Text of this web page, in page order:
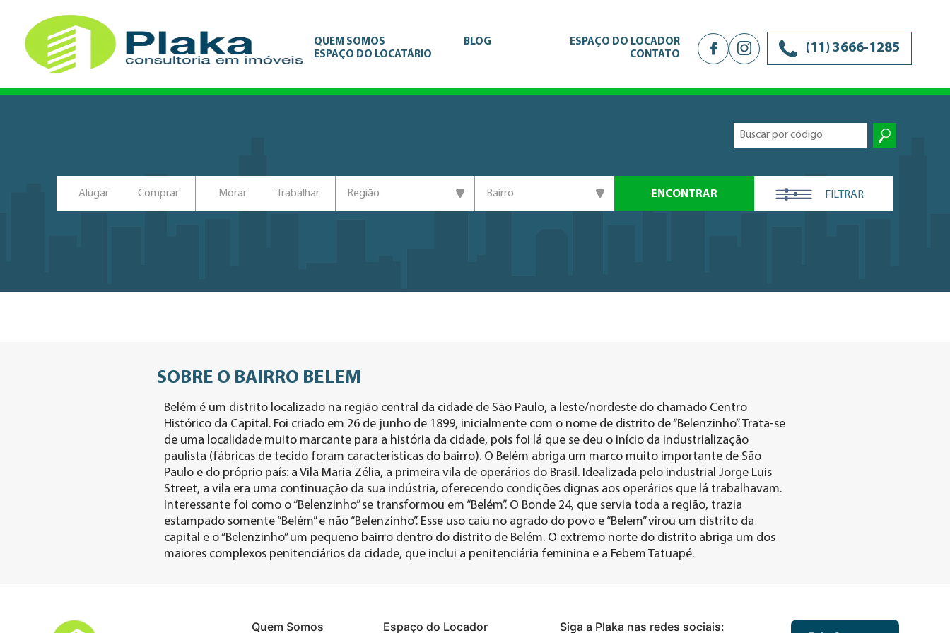
QUEM SOMOS BLOG
ESPAÇO DO LOCADOR
ESPAÇO DO LOCATÁRIO
CONTATO (11) 3666-1285
Alugar Comprar Morar Trabalhar Região Bairro ENCONTRAR FILTRAR
SOBRE O BAIRRO BELEM
Belém é um distrito localizado na região central da cidade de São Paulo, a leste/nordeste do chamado Centro
Histórico da Capital. Foi criado em 26 de junho de 1899, inicialmente com o nome de distrito de “Belenzinho”. Trata-se
de uma localidade muito marcante para a história da cidade, pois foi lá que se deu o início da industrialização
paulista (fábricas de tecido foram características do bairro). O Belém abriga um marco muito importante de São
Paulo e do próprio país: a Vila Maria Zélia, a primeira vila de operários do Brasil. Idealizada pelo industrial Jorge Luis
Street, a vila era uma continuação da sua indústria, oferecendo condições dignas aos operários que lá trabalhavam.
Interessante foi como o “Belenzinho” se transformou em “Belém”. O Bonde 24, que servia toda a região, trazia
estampado somente “Belém” e não “Belenzinho”. Esse uso caiu no agrado do povo e “Belem” virou um distrito da
capital e o “Belenzinho” um pequeno bairro dentro do distrito de Belém. O extremo norte do distrito abriga um dos
maiores complexos penitenciários da cidade, que inclui a penitenciária feminina e a Febem Tatuapé.
Quem Somos Espaço do Locador Siga a Plaka nas redes sociais: